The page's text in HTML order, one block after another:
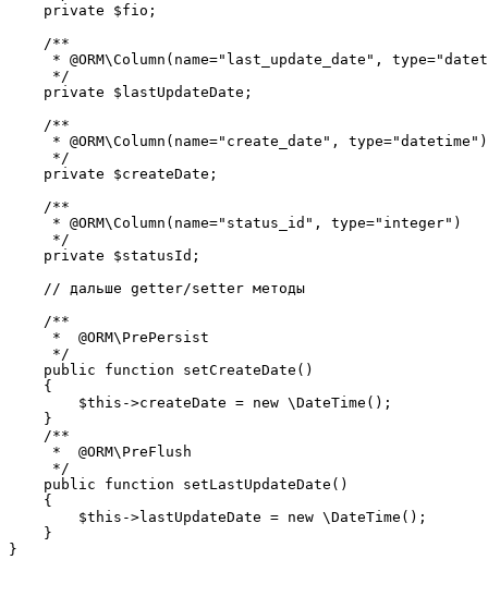
    private $fio;
    /**
* @ORM\Column(name="last_update_date",
     */
    private $lastUpdateDate;
    /**
     * @ORM\Column(name="create_date", type="datetime")
     */
    private $createDate;
    /**
     * @ORM\Column(name="status_id", type="integer")
     */
    private $statusId;
    // дальше getter/setter методы
    /**
     *  @ORM\PrePersist
     */
    public function setCreateDate()
    {
        $this->createDate = new \DateTime();
    }
    /**
     *  @ORM\PreFlush
     */
    public function setLastUpdateDate()
    {
        $this->lastUpdateDate = new \DateTime();
    }
}